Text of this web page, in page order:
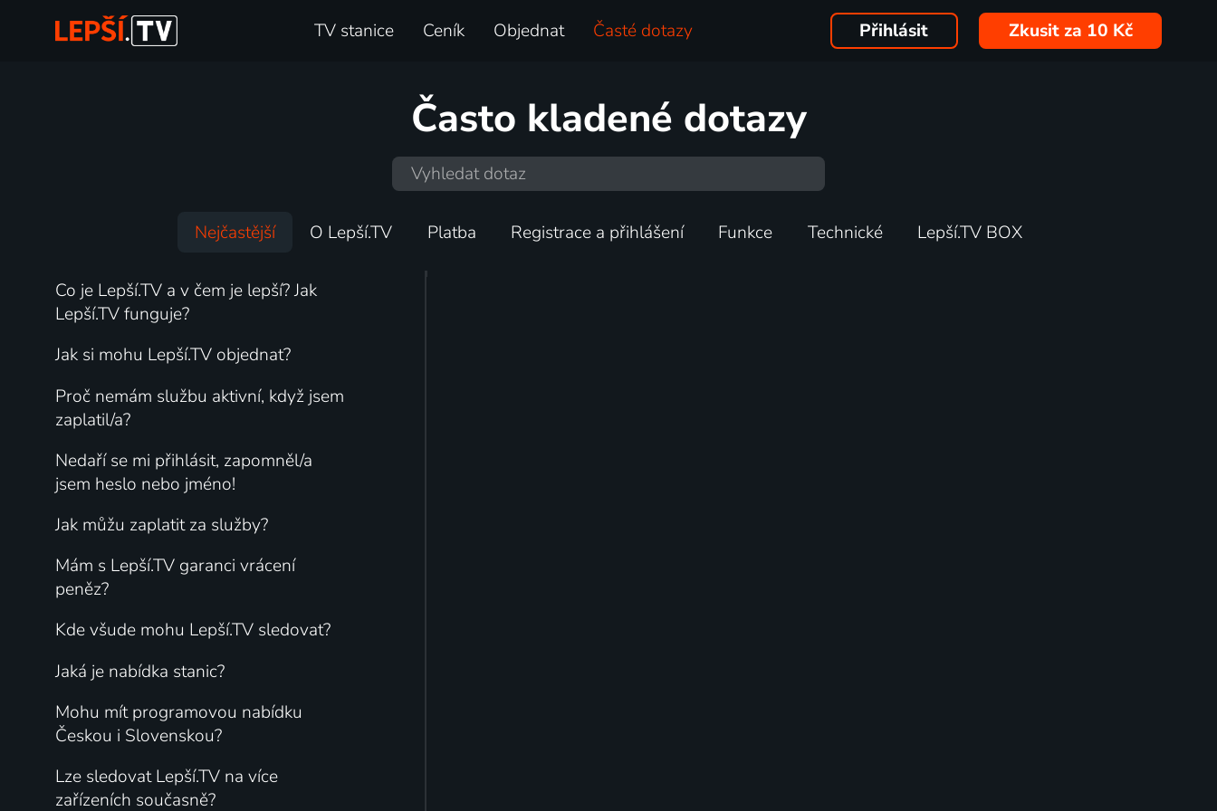
TV stanice Ceník Objednat Časté dotazy Přihlásit Zkusit za 10 Kč
Často kladené dotazy
Nejčastější O Lepší.TV Platba Registrace a přihlášení Funkce Technické Lepší.TV BOX
Co je Lepší.TV a v čem je lepší? Jak
Lepší.TV funguje?
Jak si mohu Lepší.TV objednat?
Proč nemám službu aktivní, když jsem
zaplatil/a?
Nedaří se mi přihlásit, zapomněl/a
jsem heslo nebo jméno!
Jak můžu zaplatit za služby?
Mám s Lepší.TV garanci vrácení
peněz?
Kde všude mohu Lepší.TV sledovat?
Jaká je nabídka stanic?
Mohu mít programovou nabídku
Českou i Slovenskou?
Lze sledovat Lepší.TV na více
zařízeních současně?